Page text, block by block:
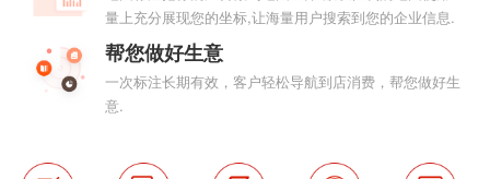
量上充分展现您的坐标,让海量用户搜索到您的企业信息.
帮您做好生意
一次标注长期有效，客户轻松导航到店消费，帮您做好生
意.